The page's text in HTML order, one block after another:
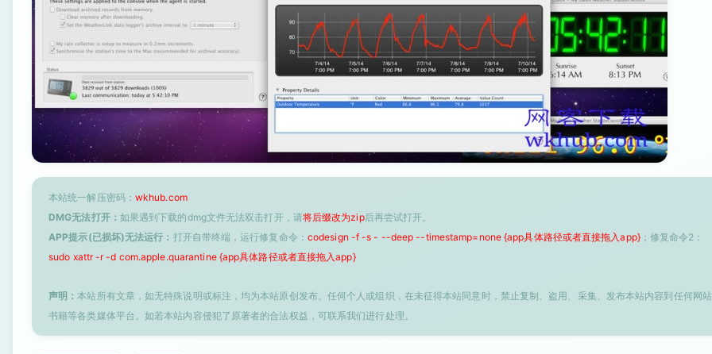
本站统一解压密码： wkhub.com
DMG无法打开： 如果遇到下载的dmg文件无法双击打开，请将后缀改为zip后再尝试打开。
APP提示(已损坏)无法运行： 打开自带终端，运行修复命令： codesign -f -s - --deep --timestamp=none {app具体路径或者直接拖入app}；修复命令2：
sudo xattr -r -d com.apple.quarantine {app具体路径或者直接拖入app}
声明：本站所有文章，如无特殊说明或标注，均为本站原创发布。任何个人或组织，在未征得本站同意时，禁止复制、盗用、采集、发布本站内容到任何网
书籍等各类媒体平台。如若本站内容侵犯了原著者的合法权益，可联系我们进行处理。